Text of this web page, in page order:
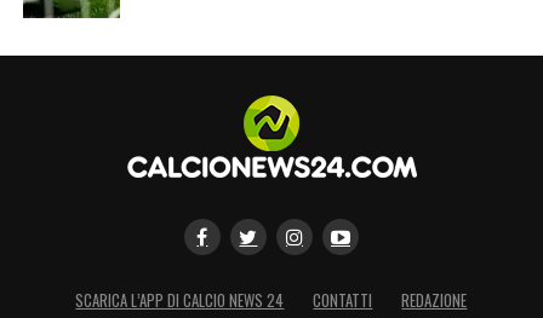
SCARICA L’APP DI CALCIO NEWS 24 CONTATTI
REDAZIONE